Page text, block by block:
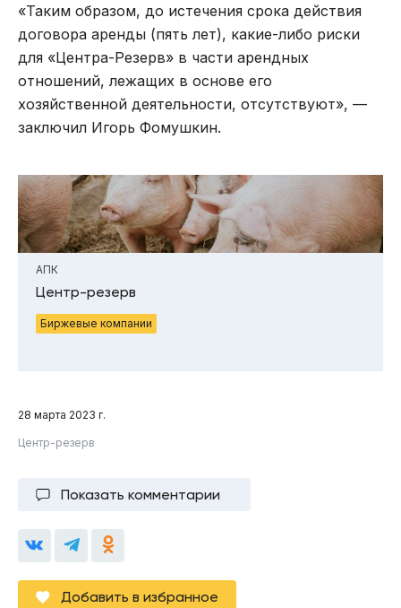
«Таким образом, до истечения срока действия
договора аренды (пять лет), какие-либо риски
для «Центра-Резерв» в части арендных
отношений, лежащих в основе его
хозяйственной деятельности, отсутствуют», —
заключил Игорь Фомушкин.
АПК
Центр-резерв
Биржевые компании
28 марта 2023 г.
Центр-резерв
Показать комментарии
Добавить в избранное